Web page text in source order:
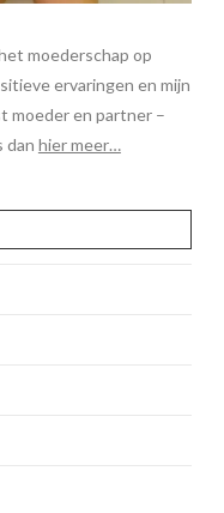
moederschap op
ervaringen en mijn
moeder en partner –
dan hier meer…